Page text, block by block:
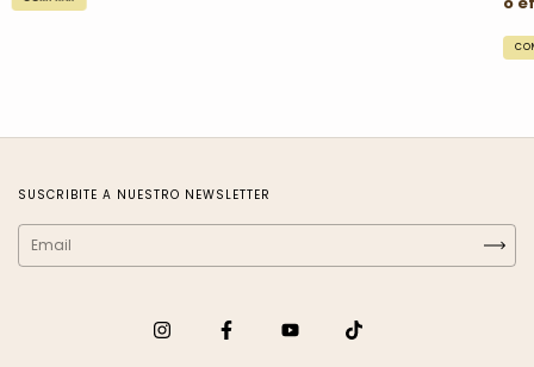
SUSCRIBITE A NUESTRO NEWSLETTER